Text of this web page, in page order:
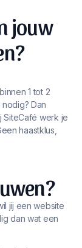
jouw
1 tot 2
Dan
SiteCafé werk je
haastklus,
jij een website
dan wat een